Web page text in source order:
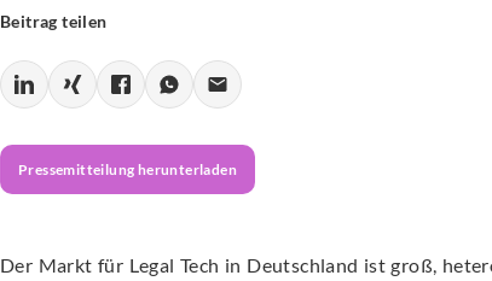
Beitrag teilen
Pressemitteilung herunterladen
Der Markt für Legal Tech in Deutschland ist groß,